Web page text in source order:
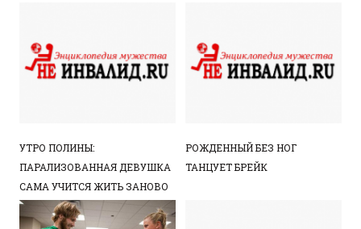
УТРО ПОЛИНЫ:
ПАРАЛИЗОВАННАЯ ДЕВУШКА
САМА УЧИТСЯ ЖИТЬ ЗАНОВО
РОЖДЕННЫЙ БЕЗ НОГ
ТАНЦУЕТ БРЕЙК